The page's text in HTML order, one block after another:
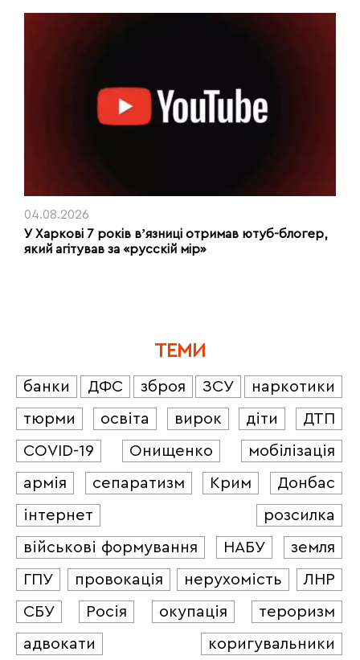
04.08.2026
У Харкові 7 років вʼязниці отримав ютуб-блогер,
який агітував за «русскій мір»
ТЕМИ
банки ДФС зброя ЗСУ
наркотики
тюрми
освіта вирок діти
ДТП
COVID-19
Онищенко
мобілізація
армія
сепаратизм Крим
Донбас
інтернет
розсилка
військові формування
НАБУ
земля
ГПУ
провокація нерухомість
ЛНР
СБУ
Росія окупація
тероризм
адвокати
коригувальники